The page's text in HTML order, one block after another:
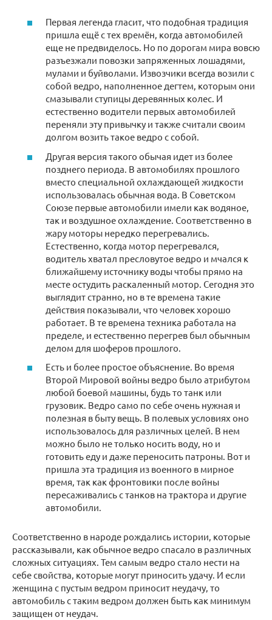
Первая легенда гласит, что подобная традиция
пришла ещё с тех времён, когда автомобилей
еще не предвиделось. Но по дорогам мира вовсю
разъезжали повозки запряженных лошадями,
мулами и буйволами. Извозчики всегда возили с
собой ведро, наполненное дегтем, которым они
смазывали ступицы деревянных колес. И
естественно водители первых автомобилей
переняли эту привычку и также считали своим
долгом возить такое ведро с собой.
Другая версия такого обычая идет из более
позднего периода. В автомобилях прошлого
вместо специальной охлаждающей жидкости
использовалась обычная вода. В Советском
Союзе первые автомобили имели как водяное,
так и воздушное охлаждение. Соответственно в
жару моторы нередко перегревались.
Естественно, когда мотор перегревался,
водитель хватал пресловутое ведро и мчался к
ближайшему источнику воды чтобы прямо на
месте остудить раскаленный мотор. Сегодня это
выглядит странно, но в те времена такие
действия показывали, что человек хорошо
работает. В те времена техника работала на
пределе, и естественно перегрев был обычным
делом для шоферов прошлого.
Есть и более простое объяснение. Во время
Второй Мировой войны ведро было атрибутом
любой боевой машины, будь то танк или
грузовик. Ведро само по себе очень нужная и
полезная в быту вещь. В полевых условиях оно
использовалось для различных целей. В нем
можно было не только носить воду, но и
готовить еду и даже переносить патроны. Вот и
пришла эта традиция из военного в мирное
время, так как фронтовики после войны
пересаживались с танков на трактора и другие
автомобили.
Соответственно в народе рождались истории, которые
рассказывали, как обычное ведро спасало в различных
сложных ситуациях. Тем самым ведро стало нести на
себе свойства, которые могут приносить удачу. И если
женщина с пустым ведром приносит неудачу, то
автомобиль с таким ведром должен быть как минимум
защищен от неудач.